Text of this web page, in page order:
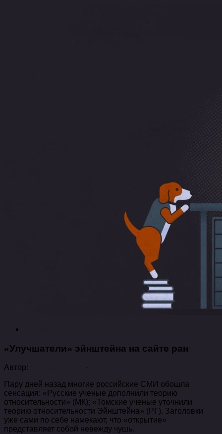
«Улучшатели» эйнштейна на сайте ран
Автор:
·
Пару дней назад многие российские СМИ обошла
сенсация: «Русские ученые дополнили теорию
относительности» (МК); «Томские ученые уточнили
теорию относительности Эйнштейна» (РГ). Заголовки
уже сами по себе намекают, что «открытие»
представляет собой невежду чушь.